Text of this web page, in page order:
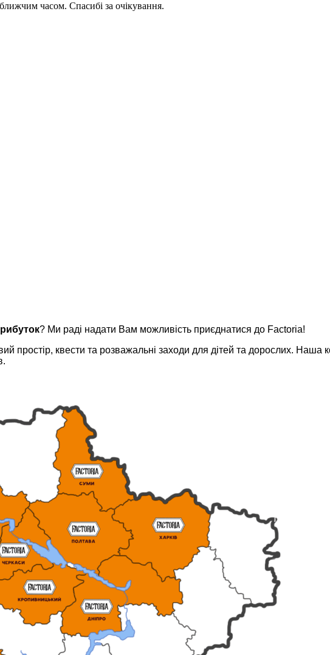
часом. Спасибі за очікування.
? Ми раді надати Вам можливість приєднатися до Factoria!
простір, квести та розважальні заходи для дітей та дорослих. Наша